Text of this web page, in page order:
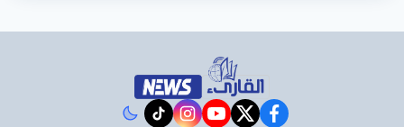
facebook
twitter
youtube
instagram
tiktok